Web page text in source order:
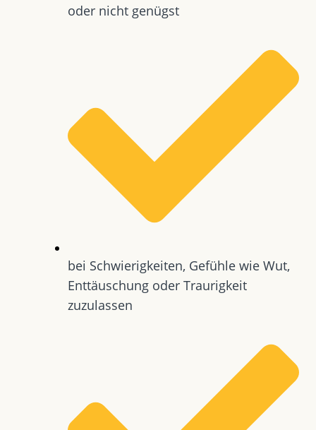
oder nicht genügst
bei Schwierigkeiten, Gefühle wie Wut,
Enttäuschung oder Traurigkeit
zuzulassen